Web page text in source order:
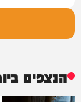
הנצפים